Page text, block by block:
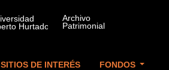
SITIOS DE INTERÉS FONDOS